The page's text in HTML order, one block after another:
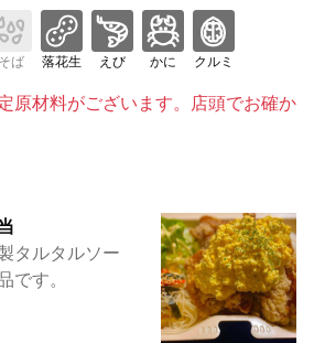
そば 落花生 えび かに クルミ
原材料がございます。店頭でお確か
タルタルソー
です。